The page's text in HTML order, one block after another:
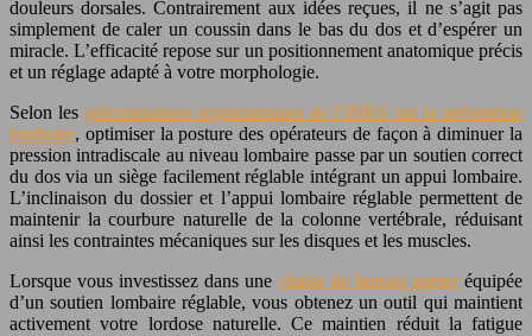
douleurs dorsales. Contrairement aux idées reçues, il ne s’agit pas
simplement de caler un coussin dans le bas du dos et d’espérer un
miracle. L’efficacité repose sur un positionnement anatomique précis
et un réglage adapté à votre morphologie.
Selon les préconisations ergonomiques de l’INRS sur la prévention
lombaire, optimiser la posture des opérateurs de façon à diminuer la
pression intradiscale au niveau lombaire passe par un soutien correct
du dos via un siège facilement réglable intégrant un appui lombaire.
L’inclinaison du dossier et l’appui lombaire réglable permettent de
maintenir la courbure naturelle de la colonne vertébrale, réduisant
ainsi les contraintes mécaniques sur les disques et les muscles.
Lorsque vous investissez dans une chaise de bureau gameréquipée
d’un soutien lombaire réglable, vous obtenez un outil qui maintient
activement votre lordose naturelle. Ce maintien réduit la fatigue